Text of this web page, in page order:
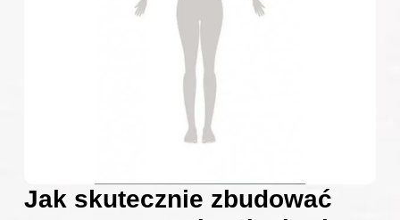
Jak skutecznie zbudować